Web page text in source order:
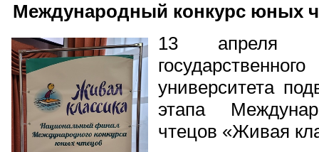
Международный конкурс юных
13 апреля
университета
этапа
чтецов «Живая